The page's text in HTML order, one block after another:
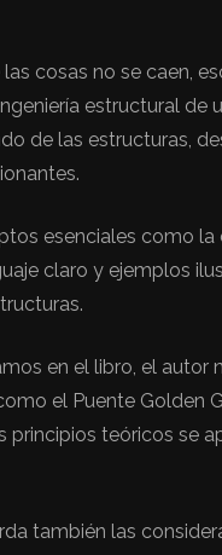
cosas no se caen,
estructural de
de las estructuras,
esenciales como
claro y ejemplos
en el libro, el autor
el Puente Golden
teóricos se
también las